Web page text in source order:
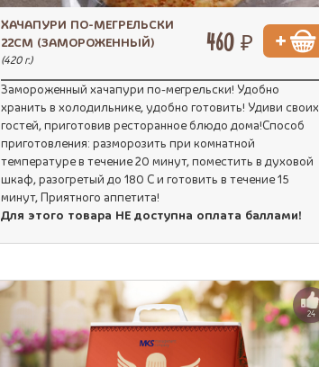
ХАЧАПУРИ ПО-МЕГРЕЛЬСКИ
22СМ (ЗАМОРОЖЕННЫЙ)
(420 г.)
460 ₽
Замороженный хачапури по-мегрельски! Удобно
хранить в холодильнике, удобно готовить! Удиви своих
гостей, приготовив ресторанное блюдо дома!Способ
приготовления: разморозить при комнатной
температуре в течение 20 минут, поместить в духовой
шкаф, разогретый до 180 С и готовить в течение 15
минут, Приятного аппетита!
Для этого товара НЕ доступна оплата баллами!
24